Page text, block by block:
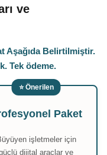
ve
Aşağıda Belirtilmiştir.
Tek ödeme.
⭐ Önerilen
Paket
işletmeler için
dijital araçlar ve